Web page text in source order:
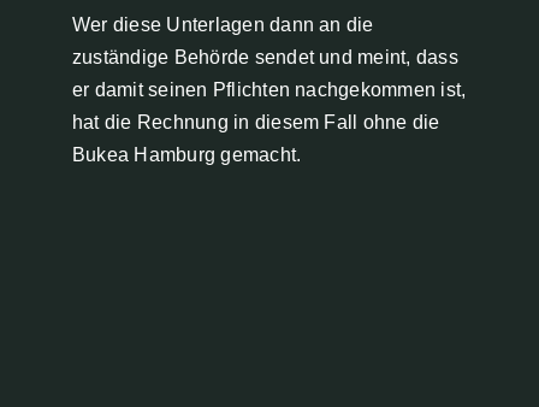
Wer diese Unterlagen dann an die
zuständige Behörde sendet und meint, dass
er damit seinen Pflichten nachgekommen ist,
hat die Rechnung in diesem Fall ohne die
Bukea Hamburg gemacht.